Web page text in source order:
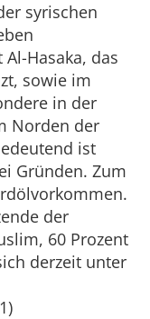
syrischen
Hasaka, das
sowie im
in der
Norden der
ist
Gründen. Zum
der
60 Prozent
derzeit unter